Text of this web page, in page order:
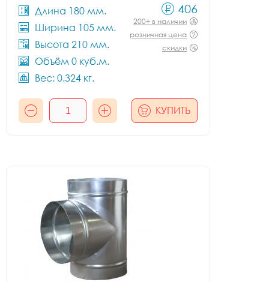
Длина 180 мм.
Ширина 105 мм.
Высота 210 мм.
Объём 0 куб.м.
Вес: 0.324 кг.
406
200+ в наличии
розничная цена
скидки
КУПИТЬ